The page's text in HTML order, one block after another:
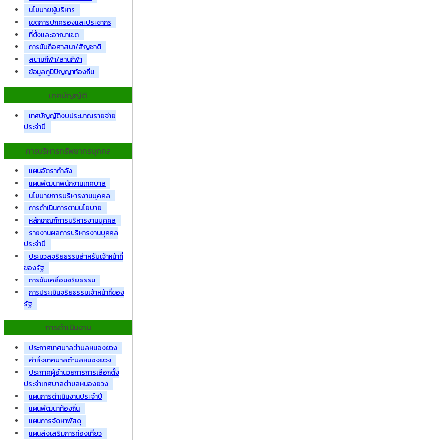
นโยบายผู้บริหาร
เขตการปกครองและประชากร
ที่ตั้งและอาณาเขต
การนับถือศาสนา/สัญชาติ
สนามกีฬา/ลานกีฬา
ข้อมูลภูมิปัญญาท้องถิ่น
เทศบัญญัติ
เทศบัญญัติงบประมาณรายจ่าย
ประจำปี
การบริหารทรัพยากรบุคคล
แผนอัตรากำลัง
แผนพัฒนาพนักงานเทศบาล
นโยบายการบริหารงานบุคคล
การดำเนินการตามนโยบาย
หลักเกณฑ์การบริหารงานบุคคล
รายงานผลการบริหารงานบุคคล
ประจำปี
ประมวลจริยธรรมสำหรับเจ้าหน้าที่
ของรัฐ
การขับเคลื่อนจริยธรรม
การประเมินจริยธรรมเจ้าหน้าที่ของ
รัฐ
การดำเนินงาน
ประกาศเทศบาลตำบลหนองยวง
คำสั่งเทศบาลตำบลหนองยวง
ประกาศผู้อำนวยการการเลือกตั้ง
ประจำเทศบาลตำบลหนองยวง
แผนการดำเนินงานประจำปี
แผนพัฒนาท้องถิ่น
แผนการจัดหาพัสดุ
แผนส่งเสริมการท่องเที่ยว